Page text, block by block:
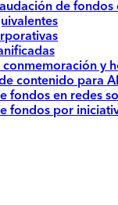
de fondos
conmemoración y
contenido para
fondos en redes
fondos por